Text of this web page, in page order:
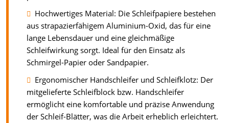
Hochwertiges Material: Die Schleifpapiere bestehen
aus strapazierfähigem Aluminium-Oxid, das für eine
lange Lebensdauer und eine gleichmäßige
Schleifwirkung sorgt. Ideal für den Einsatz als
Schmirgel-Papier oder Sandpapier.
Ergonomischer Handschleifer und Schleifklotz: Der
mitgelieferte Schleifblock bzw. Handschleifer
ermöglicht eine komfortable und präzise Anwendung
der Schleif-Blätter, was die Arbeit erheblich erleichtert.